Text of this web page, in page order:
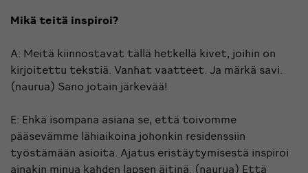
Mikä teitä inspiroi?
A: Meitä kiinnostavat tällä hetkellä kivet, joihin on
kirjoitettu tekstiä. Vanhat vaatteet. Ja märkä savi.
(naurua) Sano jotain järkevää!
E: Ehkä isompana asiana se, että toivomme
pääsevämme lähiaikoina johonkin residenssiin
työstämään asioita. Ajatus eristäytymisestä inspiroi
ainakin minua kahden lapsen äitinä. (naurua) Että